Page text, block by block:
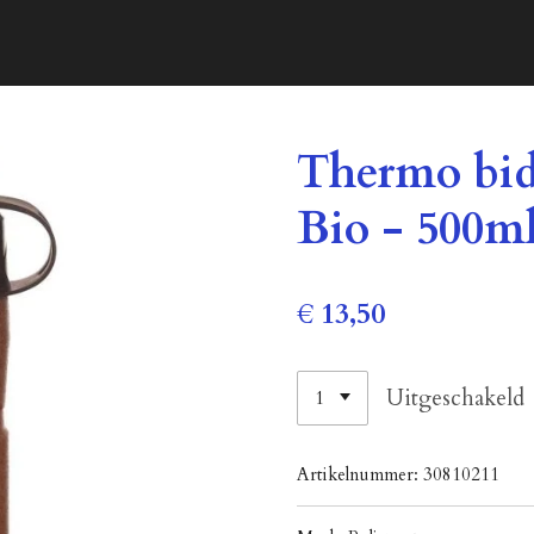
Thermo
Bio -
€ 13,50
Uitgeschakeld
Artikelnummer: 30810211